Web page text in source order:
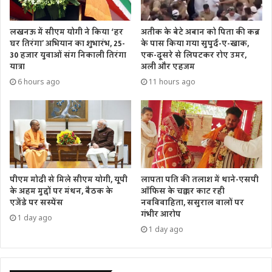
“प्रधानों ने कहा, आपने हमें ताकत दी, आप ही आएंगे दोबारा”
ज़ूम लिंक के माध्यम से सीएम से जुड़े प्रधानों ने ग्राम पंचायतों को मजबूत
बनाने के लिए मुख्यमंत्री के प्रयासों की सराहना भी की। हाथरस से प्रधान
के बाद फिर से साथ काम करेंगे और उत्तर प्रदेश को सर्वोत्तम प्रदेश बनाएंगे।
बिजनौर से प्रधान राहुल ने सीएसआर के माध्यम से गांव के विकास के
अपने कोशिश की जानकारी दी तो लखनऊ से वीरेंद्र शुक्ला ने सीएम के
मार्गदर्शन के लिए धन्यवाद दिया। चन्दौली से नीलम ओहारी ने गांव में
जारी मनरेगा और कायाकल्प मिशन का अपडेट मुख्यमंत्री को दिया तो
मेरठ से परमेंदर ने सशक्त ग्राम पंचायतों से बदल रही तस्वीर का बयान
किया। एक-एक कर सभी से बात करते हुए सीएम ने कहा कि
विधानसभा चुनाव लोकतंत्र का उत्सव है। हर प्रधान यह सुनिश्चित करें कि
कोविड प्रोटोकॉल का पालन करते हुए हर एक नागरिक अपने मताधिकार
का प्रयोग जरूर करे।
लखनऊ में सीएम योगी ने किया ‘हर
घर तिरंगा’ अभियान का शुभारंभ, 25-
30 हजार युवाओं संग निकाली तिरंगा
यात्रा
6 hours ago
अतीक के बेटे अबान को पिता की कब्र
के पास किया गया सुपुर्द-ए-खाक,
एक-दूसरे से लिपटकर रोए उमर,
अली और एहजम
11 hours ago
पीएम मोदी से मिले सीएम योगी, यूपी
के अहम मुद्दों पर मंथन, बैठक के
एजेंडे पर सस्पेंस
1 day ago
लापता पति की तलाश में थाने-एसपी
ऑफिस के चक्कर काट रही
नवविवाहिता, ससुराल वालों पर
गंभीर आरोप
1 day ago